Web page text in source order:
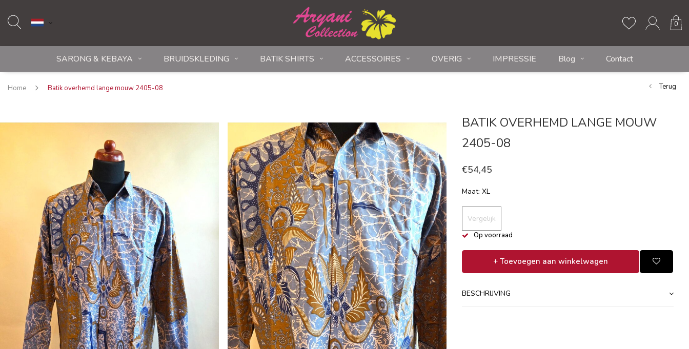
0
SARONG & KEBAYA BRUIDSKLEDING BATIK SHIRTS ACCESSOIRES OVERIG IMPRESSIE Blog Contact
Home Batik overhemd lange mouw 2405-08 Terug
BATIK OVERHEMD LANGE MOUW
2405-08
€54,45
Maat: XL
Vergelijk
Op voorraad
+ Toevoegen aan winkelwagen
BESCHRIJVING